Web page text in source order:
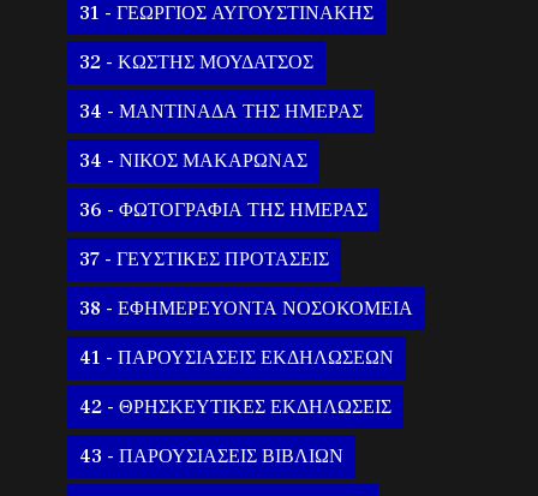
31 - ΓΕΩΡΓΙΟΣ ΑΥΓΟΥΣΤΙΝΑΚΗΣ
32 - ΚΩΣΤΗΣ ΜΟΥΔΑΤΣΟΣ
34 - ΜΑΝΤΙΝΑΔΑ ΤΗΣ ΗΜΕΡΑΣ
34 - ΝΙΚΟΣ ΜΑΚΑΡΩΝΑΣ
36 - ΦΩΤΟΓΡΑΦΙΑ ΤΗΣ ΗΜΕΡΑΣ
37 - ΓΕΥΣΤΙΚΕΣ ΠΡΟΤΑΣΕΙΣ
38 - ΕΦΗΜΕΡΕΥΟΝΤΑ ΝΟΣΟΚΟΜΕΙΑ
41 - ΠΑΡΟΥΣΙΑΣΕΙΣ ΕΚΔΗΛΩΣΕΩΝ
42 - ΘΡΗΣΚΕΥΤΙΚΕΣ ΕΚΔΗΛΩΣΕΙΣ
43 - ΠΑΡΟΥΣΙΑΣΕΙΣ ΒΙΒΛΙΩΝ